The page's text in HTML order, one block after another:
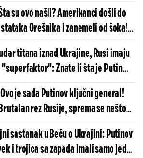
su ovo našli? Amerikanci došli do
Orešnika i zanemeli od šoka!
Ruska raketa zaprepastila najveće
stručnjake Vašingtona
titana iznad Ukrajine, Rusi imaju
"superfaktor": Znate li šta je Putin
napravio?
Ovo je sada Putinov ključni general!
rez Rusije, sprema se nešto
krupno u Ukrajini?
sastanak u Beču o Ukrajini: Putinov
i trojica sa zapada imali samo jedan